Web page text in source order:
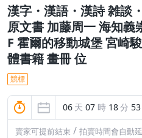
漢字・漢語・漢詩 雑談
原文書 加藤周一 海知義
F 霍爾的移動城堡 宮崎
體書籍 畫冊 位
競標
06 天 07 時 18分 52
賣家可提前結束 / 拍賣時間會自動